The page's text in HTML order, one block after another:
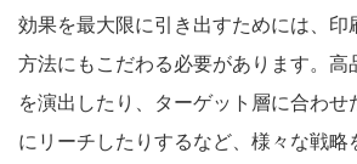
効果を最大限に引き出すためには、印
方法にもこだわる必要があります。高
を演出したり、ターゲット層に合わ
にリーチしたりするなど、様々な戦